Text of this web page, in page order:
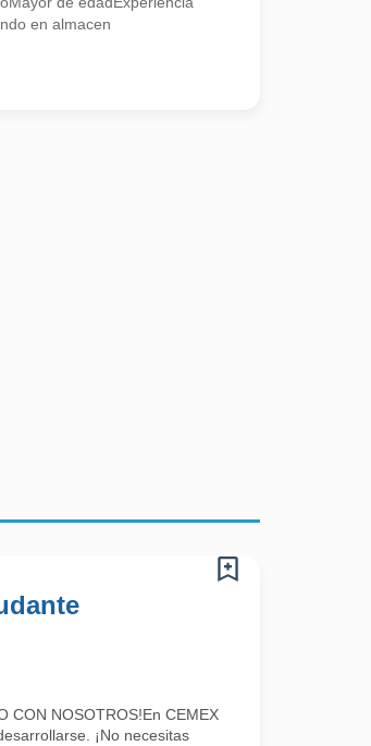
en almacen
carbonatadas, así como garrafones de agua en
CON NOSOTROS!En CEMEX
¡No necesitas